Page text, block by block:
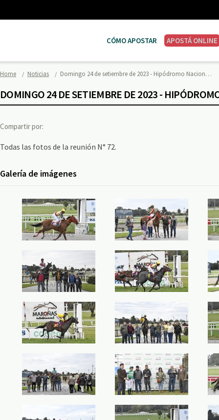
CÓMO APOSTAR APOSTÁ ONLINE
Home Noticias Domingo 24 de setiembre de 2023 - Hipódromo Nacion…
DOMINGO 24 DE SETIEMBRE DE 2023 -
Compartir por:
Todas las fotos de la reunión N° 72.
Galería de imágenes